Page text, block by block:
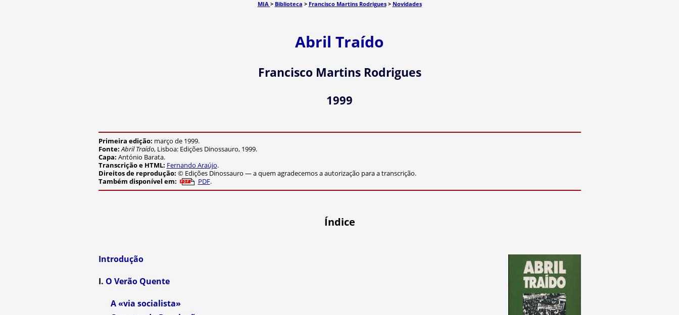
MIA > Biblioteca > Francisco Martins Rodrigues> Novidades
Abril Traído
Francisco Martins Rodrigues
1999
Primeira edição: março de 1999.
Fonte:Abril Traído, Lisboa: Edições Dinossauro, 1999.
Capa: António Barata.
Transcrição e HTML: Fernando Araújo.
Direitos de reprodução: © Edições Dinossauro — a quem agradecemos a autorização para a transcrição.
PDF.
Índice
Introdução
I. O Verão Quente
A «via socialista»